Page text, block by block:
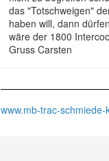
das "Totschweigen"
haben will, dann
wäre der 1800
Gruss Carsten
www.mb-trac-